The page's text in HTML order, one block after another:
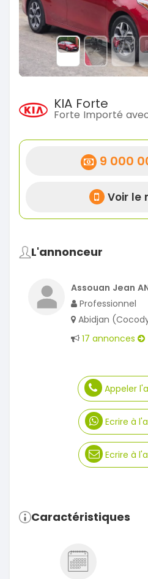
KIA Forte
Forte Importé
9 000
Voir le
L'annonceur
Assouan Jean
Professionnel
Abidjan
17 annonces
Appeler
Ecrire à
Ecrire à
Caractéristiques